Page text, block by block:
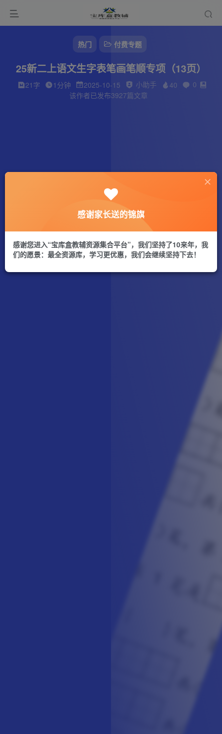
热门 付费专题
25新二上语文生字表笔画笔顺专项（13页）
21字 1分钟 2025-10-15 小助手 40
0
该作者已发布3927篇文章
感谢家长送的锦旗
感谢您进入“宝库盒教辅资源集合平台”，我们坚持了10来年，我
们的愿景：最全资源库，学习更优惠，我们会继续坚持下去！